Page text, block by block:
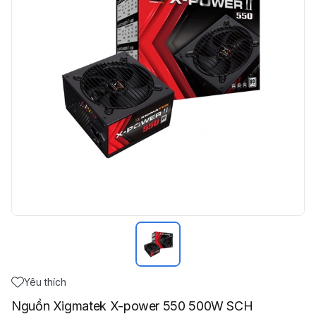
Yêu thích
Nguồn Xigmatek X-power 550 500W SCH